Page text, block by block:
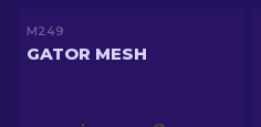
M249
GATOR MESH